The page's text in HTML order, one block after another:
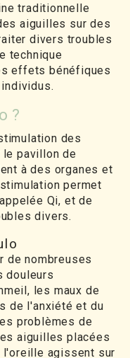
traditionnelle
aiguilles sur des
divers troubles
technique
effets bénéfiques
?
des
pavillon de
à des organes et
permet
Qi, et de
divers.
de nombreuses
douleurs
les maux de
de l'anxiété et du
problèmes de
aiguilles placées
l'oreille agissent sur